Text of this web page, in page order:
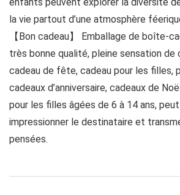
la vie partout d’une atmosphère
【Bon cadeau】 Emballage de boîte-
très bonne qualité, pleine sensation de
cadeau de fête, cadeau pour les filles,
cadeaux d’anniversaire, cadeaux de
pour les filles âgées de 6 à 14 ans,
impressionner le destinataire et
pensées.